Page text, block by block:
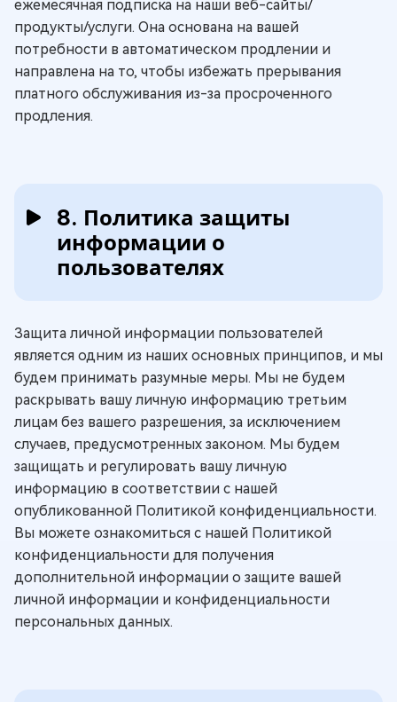
ежемесячная подписка на наши веб-сайты/
продукты/услуги. Она основана на вашей
потребности в автоматическом продлении и
направлена на то, чтобы избежать прерывания
платного обслуживания из-за просроченного
продления.
8. Политика защиты
информации о
пользователях
Защита личной информации пользователей
является одним из наших основных принципов, и мы
будем принимать разумные меры. Мы не будем
раскрывать вашу личную информацию третьим
лицам без вашего разрешения, за исключением
случаев, предусмотренных законом. Мы будем
защищать и регулировать вашу личную
информацию в соответствии с нашей
опубликованной Политикой конфиденциальности.
Вы можете ознакомиться с нашей Политикой
конфиденциальности для получения
дополнительной информации о защите вашей
личной информации и конфиденциальности
персональных данных.